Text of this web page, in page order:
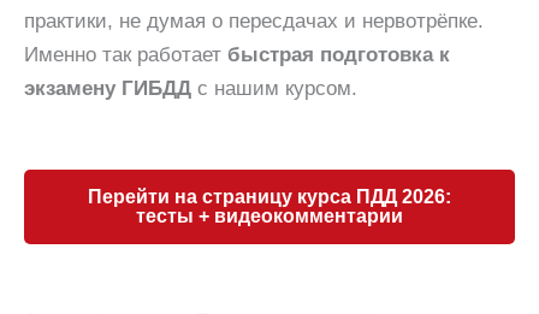
практики, не думая о пересдачах и нервотрёпке.
Именно так работает быстрая подготовка к
экзамену ГИБДД с нашим курсом.
Перейти на страницу курса ПДД 2026:
тесты + видеокомментарии